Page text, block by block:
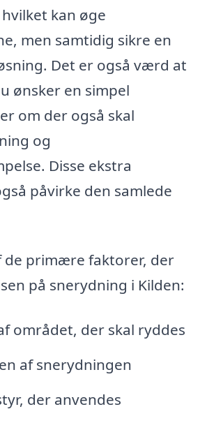
kan øge
men samtidig sikre en
Det er også værd at
ønsker en simpel
om der også skal
og
Disse ekstra
påvirke den samlede
de primære faktorer, der
på snerydning i Kilden:
området, der skal ryddes
af snerydningen
der anvendes